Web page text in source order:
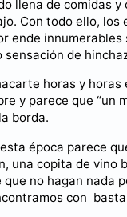
llena de comidas y
Con todo ello, los
ende innumerables
de
horas y horas
y parece que “un
borda.
época parece
una copita de vino
no hagan nada
con